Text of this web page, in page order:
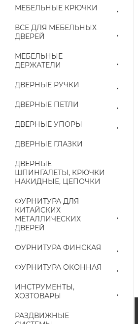
МЕБЕЛЬНЫЕ КРЮЧКИ
ВСЕ ДЛЯ МЕБЕЛЬНЫХ
ДВЕРЕЙ
МЕБЕЛЬНЫЕ
ДЕРЖАТЕЛИ
ДВЕРНЫЕ РУЧКИ
ДВЕРНЫЕ ПЕТЛИ
ДВЕРНЫЕ УПОРЫ
ДВЕРНЫЕ ГЛАЗКИ
ДВЕРНЫЕ
ШПИНГАЛЕТЫ, КРЮЧКИ
НАКИДНЫЕ, ЦЕПОЧКИ
ФУРНИТУРА ДЛЯ
КИТАЙСКИХ
МЕТАЛЛИЧЕСКИХ
ДВЕРЕЙ
ФУРНИТУРА ФИНСКАЯ
ФУРНИТУРА ОКОННАЯ
ИНСТРУМЕНТЫ,
ХОЗТОВАРЫ
РАЗДВИЖНЫЕ